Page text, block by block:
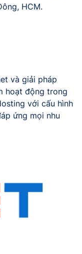
HCM.
và giải pháp
hoạt động trong
với cấu hình
ứng mọi nhu